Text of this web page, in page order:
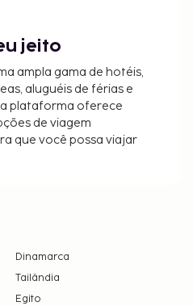
jeito
ampla gama de hotéis,
aluguéis de férias e
plataforma oferece
de viagem
que você possa viajar
Dinamarca
Tailândia
Egito